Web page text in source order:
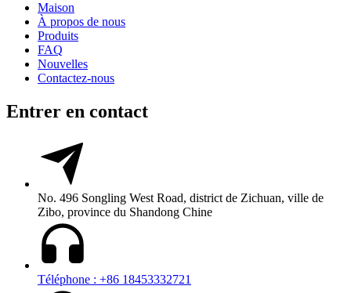
Maison
À propos de nous
Produits
FAQ
Nouvelles
Contactez-nous
Entrer en contact
No. 496 Songling West Road, district de Zichuan, ville de
Zibo, province du Shandong Chine
Téléphone : +86 18453332721